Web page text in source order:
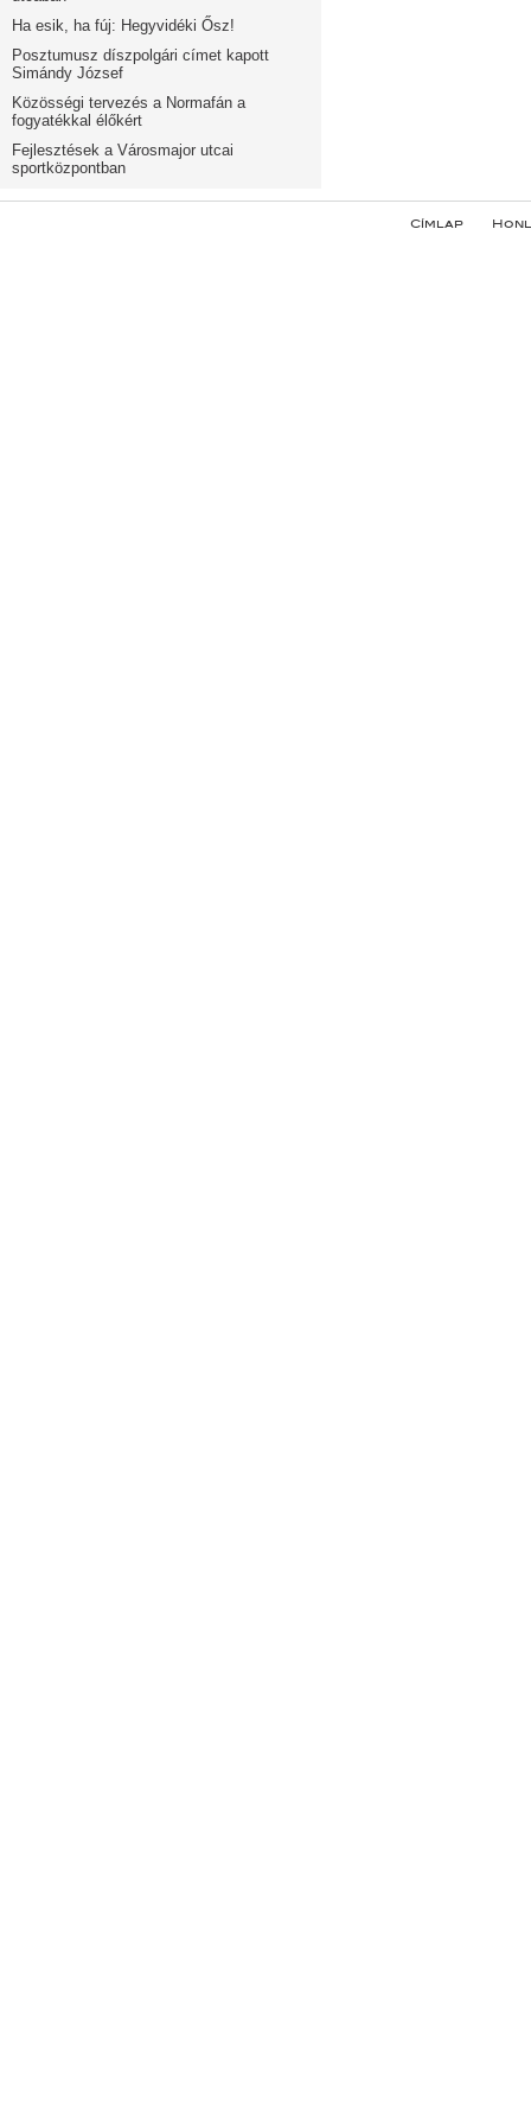
Ha esik, ha fúj: Hegyvidéki Ősz!
Posztumusz díszpolgári címet kapott
Simándy József
Közösségi tervezés a Normafán a
fogyatékkal élőkért
Fejlesztések a Városmajor utcai
sportközpontban
Címlap